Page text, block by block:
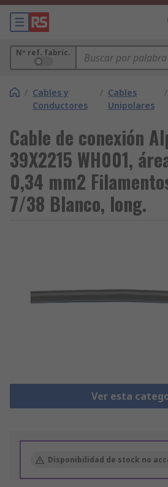
Nº ref. fabric.
/ Cables y
Conductores
/ Cables
Unipolares
/
Cable de conexión
39X2215 WH001,
0,34 mm2
7/38 Blanco, long.
Ver esta
Disponibilidad de stock no